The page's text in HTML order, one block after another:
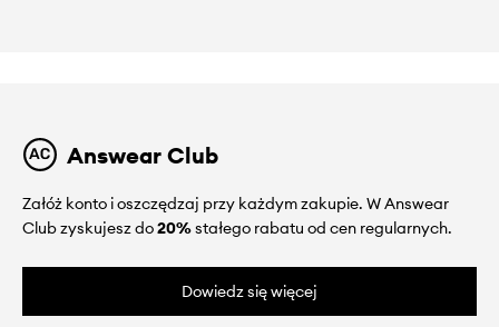
Answear Club
Załóż konto i oszczędzaj przy każdym zakupie. W Answear
Club zyskujesz do20%stałego rabatu od cen regularnych.
Dowiedz się więcej